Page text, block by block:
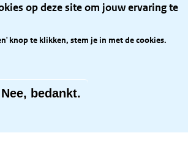
op deze site om jouw ervaring te
knop te klikken, stem je in met de cookies.
Nee, bedankt.
openbaar